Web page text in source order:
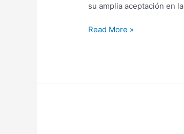
su amplia aceptación en
por
Things
Read More »